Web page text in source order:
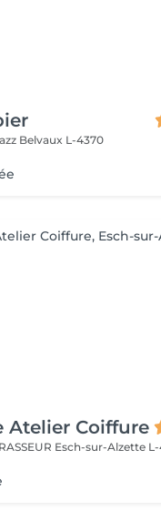
Belvaux L-4370
Atelier Coiffure
Esch-sur-Alzette